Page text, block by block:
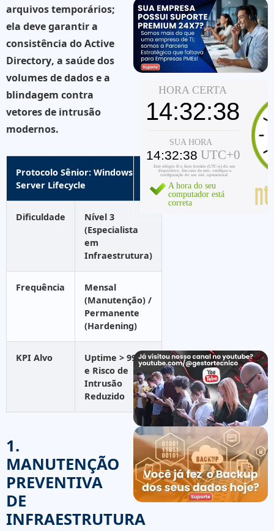
arquivos temporários;
ela deve garantir a
consistência doActive
Directory, a saúde dos
volumes de dados e a
blindagem contra
vetores de intrusão
modernos.
Protocolo Sênior: Windows
Server Lifecycle
Dificuldade
Nível 3
(Especialista
em
Infraestrutura)
Frequência
Mensal
(Manutenção) /
Permanente
(Hardening)
KPI Alvo
Uptime > 99.9%
e Risco de
Intrusão
Reduzido
1.
MANUTENÇÃO
PREVENTIVA
DE
INFRAESTRUTURA